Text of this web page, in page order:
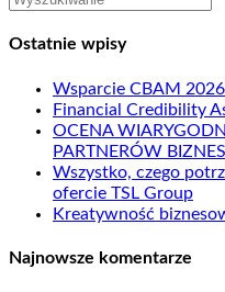
Ostatnie wpisy
Wsparcie CBAM
Financial Credibility
OCENA
PARTNERÓW
Wszystko, czego
ofercie TSL Group
Kreatywność
Najnowsze komentarze